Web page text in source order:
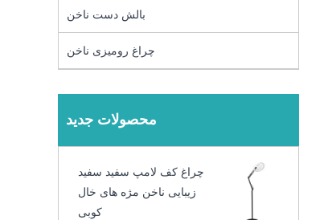
بالش دست ناخن
چراغ رومیزی ناخن
محصولات جدید
چراغ کف لامپ سفید سفید
زیبایی ناخن مژه های خال
کوبی